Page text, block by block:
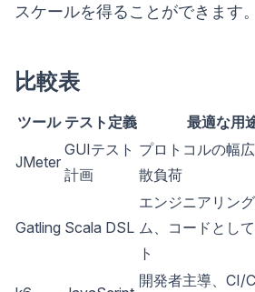
スケールを得ることができます。
比較表
ツール テスト定義 最適な用
JMeter
GUIテスト
計画
プロトコルの幅
散負荷
Gatling Scala DSL
エンジニアリン
ム、コードとし
ト
開発者主導、CI/